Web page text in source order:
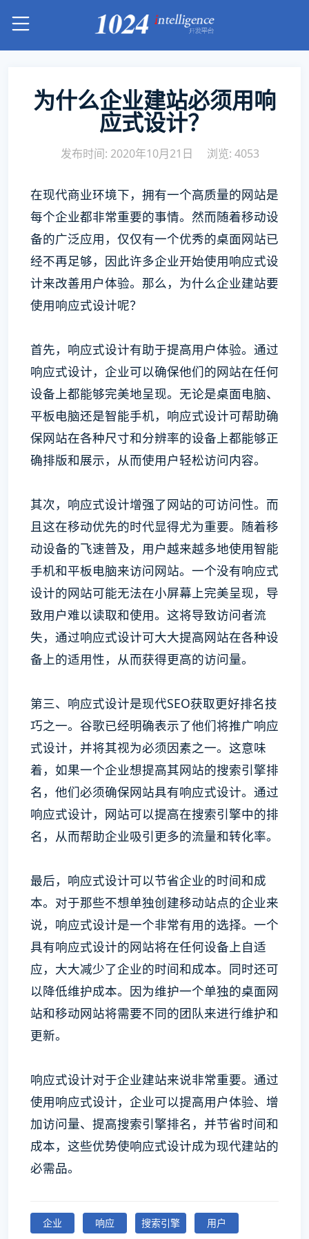
为什么企业建站必须用响
应式设计？
发布时间: 2020年10月21日 浏览: 4053
在现代商业环境下，拥有一个高质量的网站是
每个企业都非常重要的事情。然而随着移动设
备的广泛应用，仅仅有一个优秀的桌面网站已
经不再足够，因此许多企业开始使用响应式设
计来改善用户体验。那么，为什么企业建站要
使用响应式设计呢？
首先，响应式设计有助于提高用户体验。通过
响应式设计，企业可以确保他们的网站在任何
设备上都能够完美地呈现。无论是桌面电脑、
平板电脑还是智能手机，响应式设计可帮助确
保网站在各种尺寸和分辨率的设备上都能够正
确排版和展示，从而使用户轻松访问内容。
其次，响应式设计增强了网站的可访问性。而
且这在移动优先的时代显得尤为重要。随着移
动设备的飞速普及，用户越来越多地使用智能
手机和平板电脑来访问网站。一个没有响应式
设计的网站可能无法在小屏幕上完美呈现，导
致用户难以读取和使用。这将导致访问者流
失，通过响应式设计可大大提高网站在各种设
备上的适用性，从而获得更高的访问量。
第三、响应式设计是现代SEO获取更好排名技
巧之一。谷歌已经明确表示了他们将推广响应
式设计，并将其视为必须因素之一。这意味
着，如果一个企业想提高其网站的搜索引擎排
名，他们必须确保网站具有响应式设计。通过
响应式设计，网站可以提高在搜索引擎中的排
名，从而帮助企业吸引更多的流量和转化率。
最后，响应式设计可以节省企业的时间和成
本。对于那些不想单独创建移动站点的企业来
说，响应式设计是一个非常有用的选择。一个
具有响应式设计的网站将在任何设备上自适
应，大大减少了企业的时间和成本。同时还可
以降低维护成本。因为维护一个单独的桌面网
站和移动网站将需要不同的团队来进行维护和
更新。
响应式设计对于企业建站来说非常重要。通过
使用响应式设计，企业可以提高用户体验、增
加访问量、提高搜索引擎排名，并节省时间和
成本，这些优势使响应式设计成为现代建站的
必需品。
企业 响应 搜索引擎 用户